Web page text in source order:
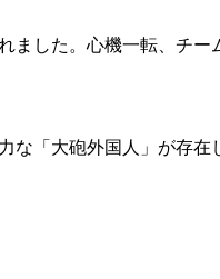
した。心機一転、チー
な「大砲外国人」が存在